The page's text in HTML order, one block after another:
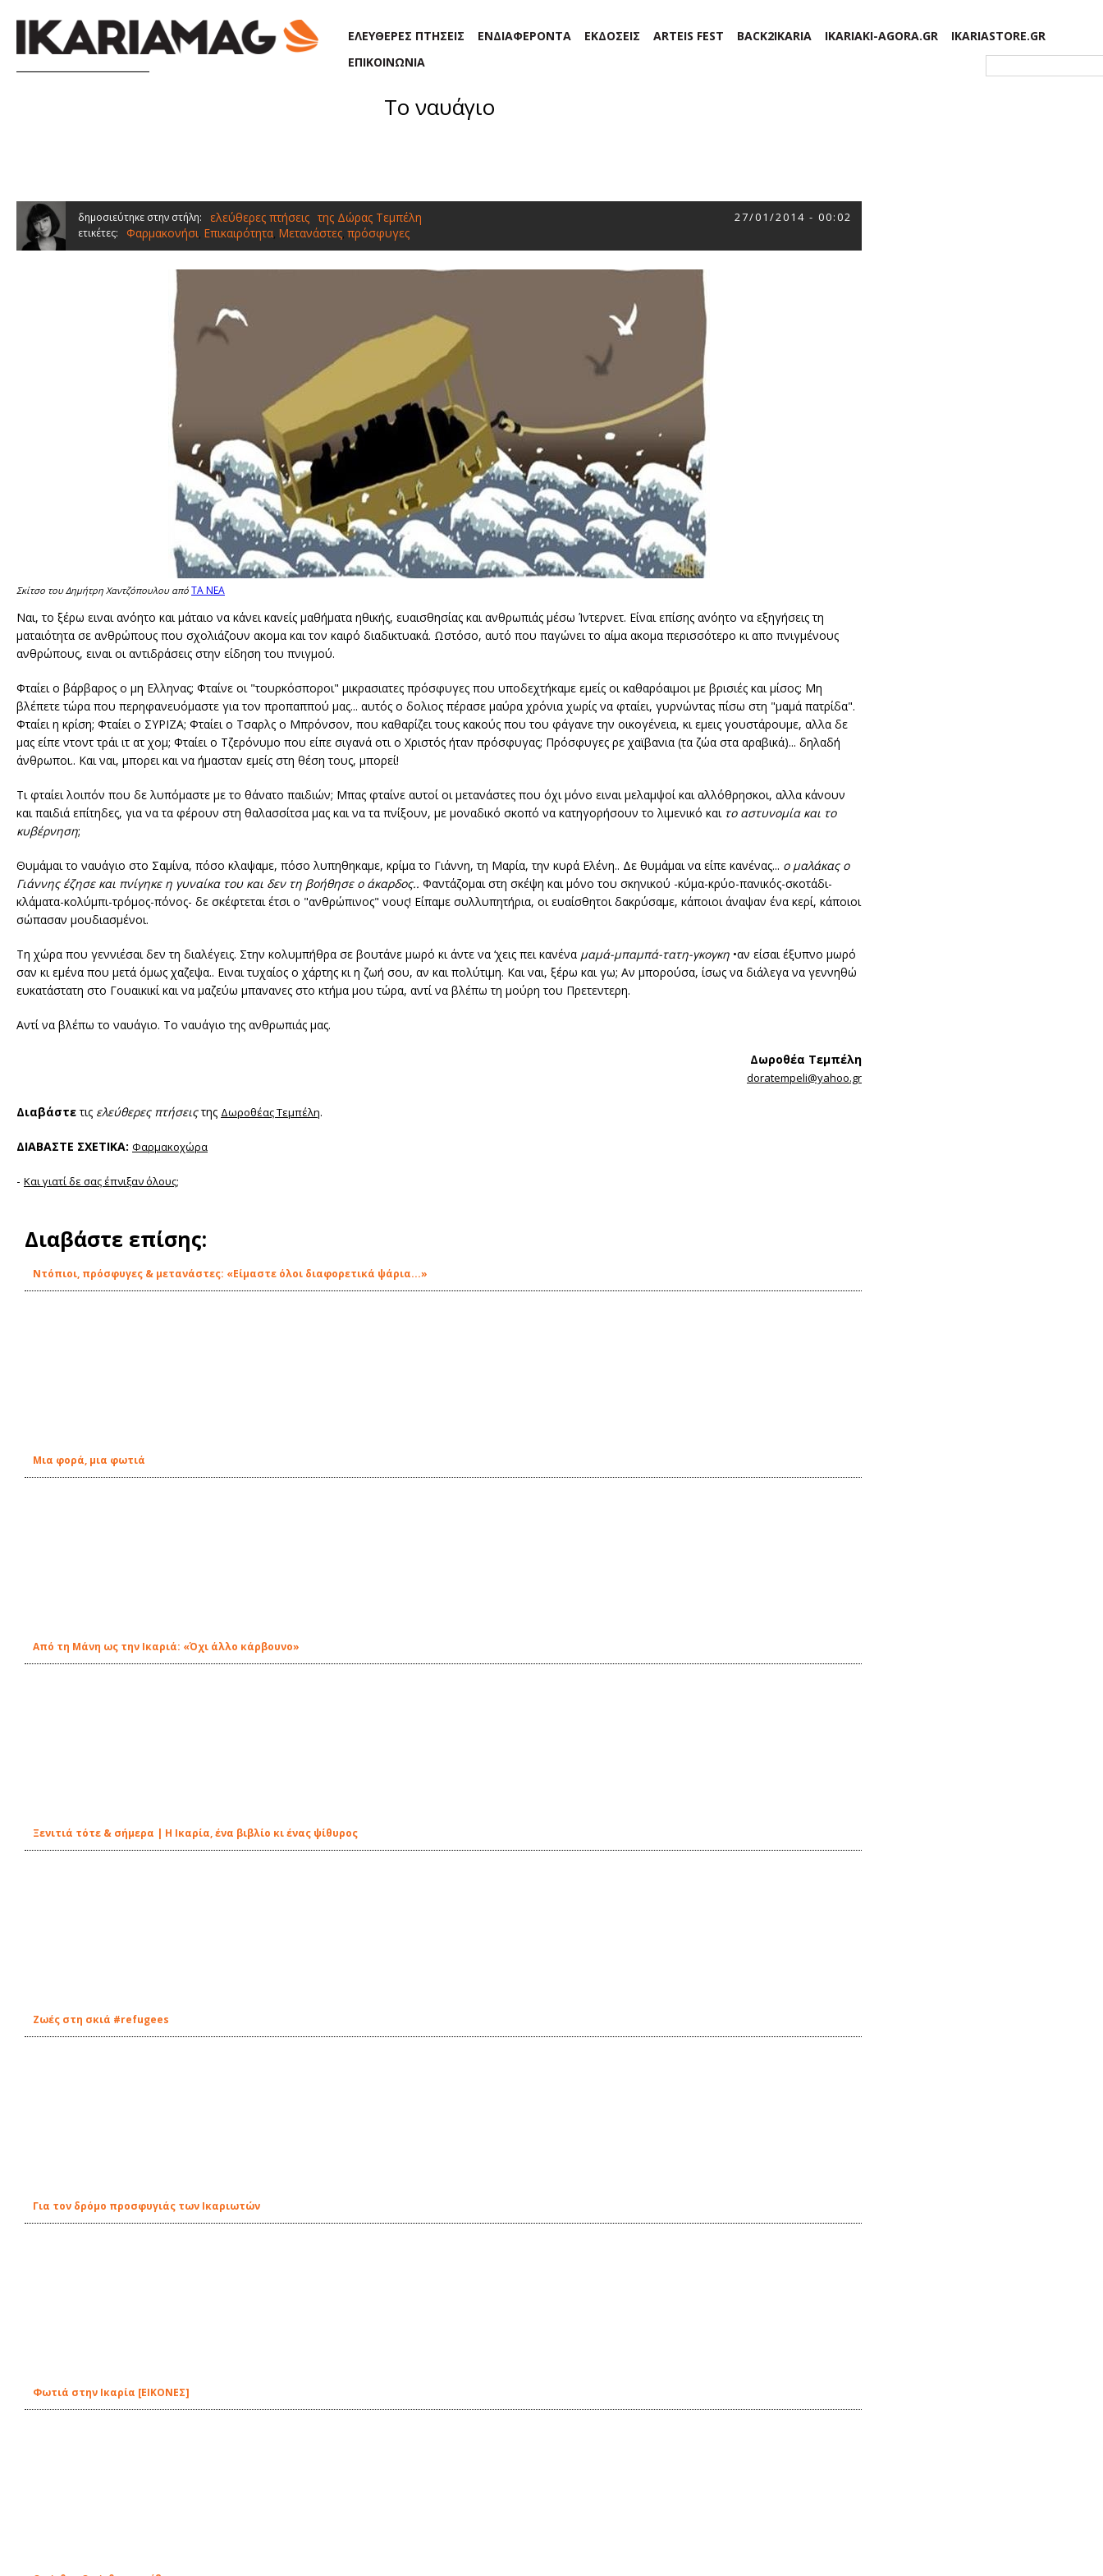
ΕΛΕΥΘΕΡΕΣ ΠΤΗΣΕΙΣ ΕΝΔΙΑΦΕΡΟΝΤΑ ΕΚΔΟΣΕΙΣ ARTEIS FEST BACK2IKARIA IKARIAKI-AGORA.GR
IKARIASTORE.GR
ΕΠΙΚΟΙΝΩΝΙΑ
Το ναυάγιο
δημοσιεύτηκε στην στήλη: ελεύθερες πτήσεις της Δώρας Τεμπέλη 27/01/2014 - 00:02
ετικέτες: Φαρμακονήσι, Επικαιρότητα, Μετανάστες, πρόσφυγες
Σκίτσο του Δημήτρη Χαντζόπουλου από ΤΑ ΝΕΑ
Ναι, το ξέρω ειναι ανόητο και μάταιο να κάνει κανείς μαθήματα ηθικής, ευαισθησίας και ανθρωπιάς μέσω Ίντερνετ. Είναι επίσης ανόητο να εξηγήσεις τη
ματαιότητα σε ανθρώπους που σχολιάζουν ακομα και τον καιρό διαδικτυακά. Ωστόσο, αυτό που παγώνει το αίμα ακομα περισσότερο κι απο πνιγμένους
ανθρώπους, ειναι οι αντιδράσεις στην είδηση του πνιγμού.
Φταίει ο βάρβαρος ο μη Ελληνας; Φταίνε οι "τουρκόσποροι" μικρασιατες πρόσφυγες που υποδεχτήκαμε εμείς οι καθαρόαιμοι με βρισιές και μίσος; Μη
βλέπετε τώρα που περηφανευόμαστε για τον προπαππού μας... αυτός ο δολιος πέρασε μαύρα χρόνια χωρίς να φταίει, γυρνώντας πίσω στη "μαμά πατρίδα".
Φταίει η κρίση; Φταίει ο ΣΥΡΙΖΑ; Φταίει ο Τσαρλς ο Μπρόνσον, που καθαρίζει τους κακούς που του φάγανε την οικογένεια, κι εμεις γουστάρουμε, αλλα δε
μας είπε ντοντ τράι ιτ ατ χομ; Φταίει ο Τζερόνυμο που είπε σιγανά οτι ο Χριστός ήταν πρόσφυγας; Πρόσφυγες ρε χαϊβανια (τα ζώα στα αραβικά)... δηλαδή
άνθρωποι.. Και ναι, μπορει και να ήμασταν εμείς στη θέση τους, μπορεί!
Τι φταίει λοιπόν που δε λυπόμαστε με το θάνατο παιδιών; Μπας φταίνε αυτοί οι μετανάστες που όχι μόνο ειναι μελαμψοί και αλλόθρησκοι, αλλα κάνουν
και παιδιά επίτηδες, για να τα φέρουν στη θαλασσίτσα μας και να τα πνίξουν, με μοναδικό σκοπό να κατηγορήσουν το λιμενικό και το αστυνομία και το
κυβέρνηση;
Θυμάμαι το ναυάγιο στο Σαμίνα, πόσο κλαψαμε, πόσο λυπηθηκαμε, κρίμα το Γιάννη, τη Μαρία, την κυρά Ελένη.. Δε θυμάμαι να είπε κανένας... ο μαλάκας ο
Γιάννης έζησε και πνίγηκε η γυναίκα του και δεν τη βοήθησε ο άκαρδος.. Φαντάζομαι στη σκέψη και μόνο του σκηνικού -κύμα-κρύο-πανικός-σκοτάδι-
κλάματα-κολύμπι-τρόμος-πόνος- δε σκέφτεται έτσι ο "ανθρώπινος" νους! Είπαμε συλλυπητήρια, οι ευαίσθητοι δακρύσαμε, κάποιοι άναψαν ένα κερί, κάποιοι
σώπασαν μουδιασμένοι.
Τη χώρα που γεννιέσαι δεν τη διαλέγεις. Στην κολυμπήθρα σε βουτάνε μωρό κι άντε να ‘χεις πει κανένα μαμά-μπαμπά-τατη-γκογκη •αν είσαι έξυπνο μωρό
σαν κι εμένα που μετά όμως χαζεψα.. Ειναι τυχαίος ο χάρτης κι η ζωή σου, αν και πολύτιμη. Και ναι, ξέρω και γω; Αν μπορούσα, ίσως να διάλεγα να γεννηθώ
ευκατάστατη στο Γουαικικί και να μαζεύω μπανανες στο κτήμα μου τώρα, αντί να βλέπω τη μούρη του Πρετεντερη.
Αντί να βλέπω το ναυάγιο. Το ναυάγιο της ανθρωπιάς μας.
Δωροθέα Τεμπέλη
doratempeli@yahoo.gr
Διαβάστετις ελεύθερες πτήσειςτης Δωροθέας Τεμπέλη.
ΔΙΑΒΑΣΤΕ ΣΧΕΤΙΚΑ: Φαρμακοχώρα
- Και γιατί δε σας έπνιξαν όλους;
Διαβάστε επίσης:
Ντόπιοι, πρόσφυγες & μετανάστες: «Είμαστε όλοι διαφορετικά ψάρια...»
Μια φορά, μια φωτιά
Από τη Μάνη ως την Ικαριά: «Όχι άλλο κάρβουνο»
Ξενιτιά τότε & σήμερα | Η Ικαρία, ένα βιβλίο κι ένας ψίθυρος
Ζωές στη σκιά #refugees
Για τον δρόμο προσφυγιάς των Ικαριωτών
Φωτιά στην Ικαρία [ΕΙΚΟΝΕΣ]